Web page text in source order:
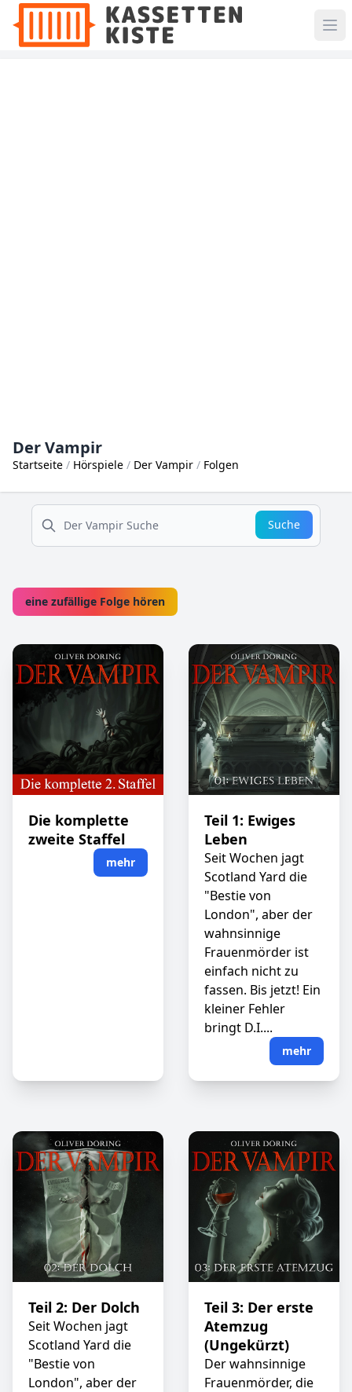
Der Vampir
Startseite Hörspiele Der Vampir Folgen
suche
Suche
eine zufällige Folge hören
Die komplette
zweite Staffel
mehr
Teil 1: Ewiges
Leben
Seit Wochen jagt
Scotland Yard die
"Bestie von
London", aber der
wahnsinnige
Frauenmörder ist
einfach nicht zu
fassen. Bis jetzt! Ein
kleiner Fehler
bringt D.I....
mehr
Teil 2: Der Dolch
Seit Wochen jagt
Scotland Yard die
"Bestie von
London", aber der
Teil 3: Der erste
Atemzug
(Ungekürzt)
Der wahnsinnige
Frauenmörder, die